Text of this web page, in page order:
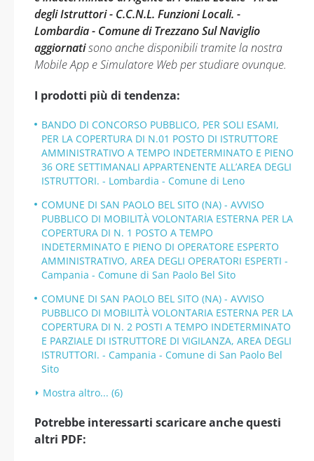
degli Istruttori - C.C.N.L. Funzioni Locali. -
Lombardia - Comune di Trezzano Sul Naviglio
aggiornatisono anche disponibili tramite la nostra
Mobile App e Simulatore Web per studiare ovunque.
I prodotti più di tendenza:
BANDO DI CONCORSO PUBBLICO, PER SOLI ESAMI,
PER LA COPERTURA DI N.01 POSTO DI ISTRUTTORE
AMMINISTRATIVO A TEMPO INDETERMINATO E PIENO
36 ORE SETTIMANALI APPARTENENTE ALL’AREA DEGLI
ISTRUTTORI. - Lombardia - Comune di Leno
COMUNE DI SAN PAOLO BEL SITO (NA) - AVVISO
PUBBLICO DI MOBILITÀ VOLONTARIA ESTERNA PER LA
COPERTURA DI N. 1 POSTO A TEMPO
INDETERMINATO E PIENO DI OPERATORE ESPERTO
AMMINISTRATIVO, AREA DEGLI OPERATORI ESPERTI -
Campania - Comune di San Paolo Bel Sito
COMUNE DI SAN PAOLO BEL SITO (NA) - AVVISO
PUBBLICO DI MOBILITÀ VOLONTARIA ESTERNA PER LA
COPERTURA DI N. 2 POSTI A TEMPO INDETERMINATO
E PARZIALE DI ISTRUTTORE DI VIGILANZA, AREA DEGLI
ISTRUTTORI. - Campania - Comune di San Paolo Bel
Sito
Mostra altro... (6)
Potrebbe interessarti scaricare anche questi
altri PDF: